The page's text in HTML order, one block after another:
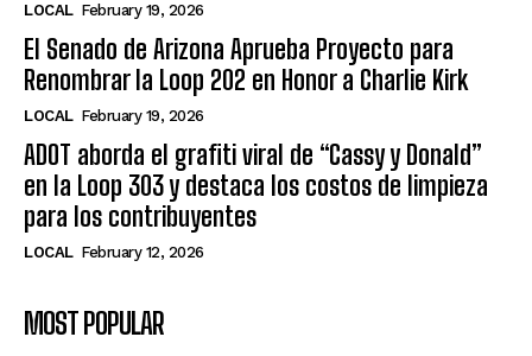
LOCAL February 19, 2026
El Senado de Arizona Aprueba Proyecto para
Renombrar la Loop 202 en Honor a Charlie Kirk
LOCAL February 19, 2026
ADOT aborda el grafiti viral de “Cassy y Donald”
en la Loop 303 y destaca los costos de limpieza
para los contribuyentes
LOCAL February 12, 2026
MOST POPULAR